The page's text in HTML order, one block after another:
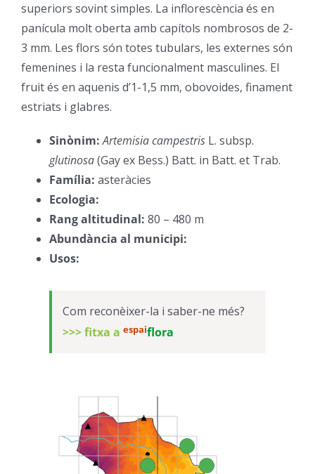
superiors sovint simples. La inflorescència és en
panícula molt oberta amb capítols nombrosos de 2-
3 mm. Les flors són totes tubulars, les externes són
femenines i la resta funcionalment masculines. El
fruit és en aquenis d’1-1,5 mm, obovoides, finament
estriats i glabres.
Sinònim:Artemisia campestris L. subsp.
glutinosa(Gay ex Bess.) Batt. in Batt. et Trab.
Família: asteràcies
Ecologia:
Rang altitudinal: 80 – 480 m
Abundància al municipi:
Usos:
Com reconèixer-la i saber-ne més?
>>> fitxa a espaiflora